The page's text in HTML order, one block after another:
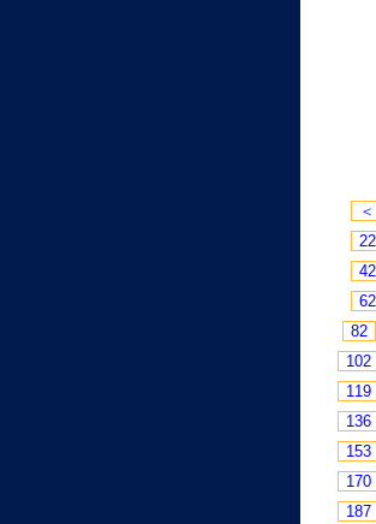
＜
22
42
62
82
102
119
136
153
170
187